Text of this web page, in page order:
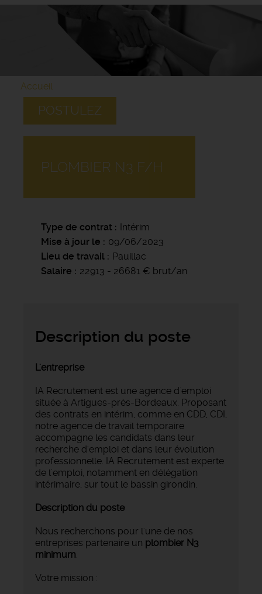
Accueil
POSTULEZ
PLOMBIER N3 F/H
Type de contrat
Intérim
Mise à jour le
09/06/2023
Lieu de travail
Pauillac
Salaire
22913 - 26681 € brut/an
Description du poste
L'entreprise
IA Recrutement est une agence d'emploi
située à Artigues-près-Bordeaux. Proposant
des contrats en intérim, comme en CDD, CDI,
notre agence de travail temporaire
accompagne les candidats dans leur
recherche d'emploi et dans leur évolution
professionnelle. IA Recrutement est experte
de l'emploi, notamment en délégation
intérimaire, sur tout le bassin girondin.
Description du poste
Nous recherchons pour l'une de nos
entreprises partenaire un plombier N3
minimum
Votre mission :